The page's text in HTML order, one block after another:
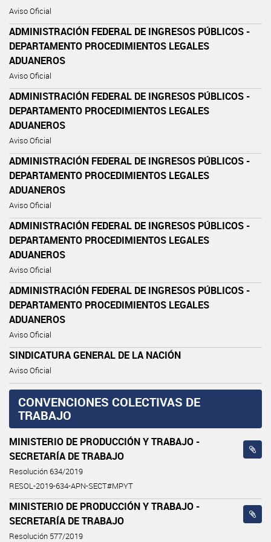
Aviso Oficial
ADMINISTRACIÓN FEDERAL DE INGRESOS PÚBLICOS -
DEPARTAMENTO PROCEDIMIENTOS LEGALES
ADUANEROS
Aviso Oficial
ADMINISTRACIÓN FEDERAL DE INGRESOS PÚBLICOS -
DEPARTAMENTO PROCEDIMIENTOS LEGALES
ADUANEROS
Aviso Oficial
ADMINISTRACIÓN FEDERAL DE INGRESOS PÚBLICOS -
DEPARTAMENTO PROCEDIMIENTOS LEGALES
ADUANEROS
Aviso Oficial
ADMINISTRACIÓN FEDERAL DE INGRESOS PÚBLICOS -
DEPARTAMENTO PROCEDIMIENTOS LEGALES
ADUANEROS
Aviso Oficial
ADMINISTRACIÓN FEDERAL DE INGRESOS PÚBLICOS -
DEPARTAMENTO PROCEDIMIENTOS LEGALES
ADUANEROS
Aviso Oficial
SINDICATURA GENERAL DE LA NACIÓN
Aviso Oficial
CONVENCIONES COLECTIVAS DE
TRABAJO
MINISTERIO DE PRODUCCIÓN Y TRABAJO -
SECRETARÍA DE TRABAJO
Resolución 634/2019
RESOL-2019-634-APN-SECT#MPYT
MINISTERIO DE PRODUCCIÓN Y TRABAJO -
SECRETARÍA DE TRABAJO
Resolución 577/2019